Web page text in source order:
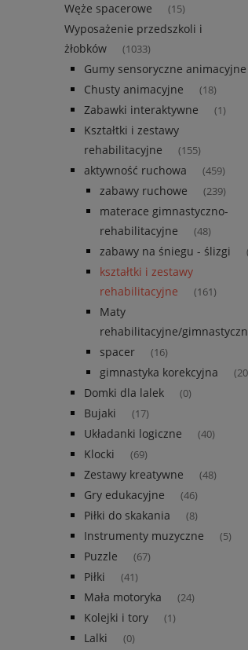
Węże spacerowe (15)
Wyposażenie przedszkoli i
żłobków
(1033)
Gumy sensoryczne animacyjne
Chusty animacyjne (18)
Zabawki interaktywne (1)
Kształtki i zestawy
rehabilitacyjne
(155)
aktywność ruchowa (459)
zabawy ruchowe (239)
materace gimnastyczno-
rehabilitacyjne
(48)
zabawy na śniegu - ślizgi
kształtki i zestawy
rehabilitacyjne
(161)
Maty
rehabilitacyjne/
spacer (16)
gimnastyka korekcyjna
Domki dla lalek (0)
Bujaki (17)
Układanki logiczne (40)
Klocki (69)
Zestawy kreatywne (48)
Gry edukacyjne (46)
Piłki do skakania (8)
Instrumenty muzyczne (5)
Puzzle (67)
Piłki (41)
Mała motoryka (24)
Kolejki i tory (1)
Lalki (0)